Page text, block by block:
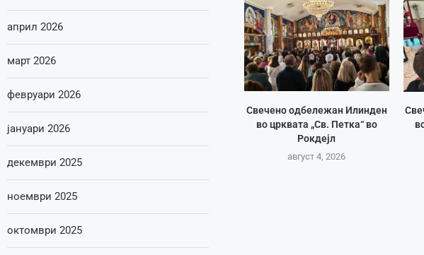
Свечено одбележан Илинден
во црквата „Св. Петка“ во
Рокдејл
август 4, 2026
април 2026
март 2026
февруари 2026
јануари 2026
декември 2025
ноември 2025
октомври 2025